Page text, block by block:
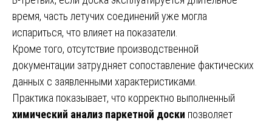
время, часть летучих соединений уже могла
испариться, что влияет на показатели.
Кроме того, отсутствие производственной
документации затрудняет сопоставление фактических
данных с заявленными характеристиками.
Практика показывает, что корректно выполненный
химический анализ паркетной доски позволяет